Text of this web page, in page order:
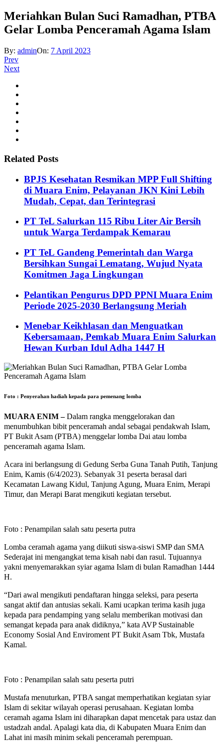
Meriahkan Bulan Suci Ramadhan, PTBA
Gelar Lomba Penceramah Agama Islam
By: adminOn: 7 April 2023
Prev
Next
Related Posts
BPJS Kesehatan Resmikan MPP Full Shifting
di Muara Enim, Pelayanan JKN Kini Lebih
Mudah, Cepat, dan Terintegrasi
PT TeL Salurkan 115 Ribu Liter Air Bersih
untuk Warga Terdampak Kemarau
PT TeL Gandeng Pemerintah dan Warga
Bersihkan Sungai Lematang, Wujud Nyata
Komitmen Jaga Lingkungan
Pelantikan Pengurus DPD PPNI Muara Enim
Periode 2025-2030 Berlangsung Meriah
Menebar Keikhlasan dan Menguatkan
Kebersamaan, Pemkab Muara Enim Salurkan
Hewan Kurban Idul Adha 1447 H
Foto : Penyerahan hadiah kepada para pemenang lomba
MUARA ENIM –Dalam rangka menggelorakan dan
menumbuhkan bibit penceramah andal sebagai pendakwah Islam,
PT Bukit Asam (PTBA) menggelar lomba Dai atau lomba
penceramah agama Islam.
Acara ini berlangsung di Gedung Serba Guna Tanah Putih, Tanjung
Enim, Kamis (6/4/2023). Sebanyak 31 peserta berasal dari
Kecamatan Lawang Kidul, Tanjung Agung, Muara Enim, Merapi
Timur, dan Merapi Barat mengikuti kegiatan tersebut.
Foto : Penampilan salah satu peserta putra
Lomba ceramah agama yang diikuti siswa-siswi SMP dan SMA
Sederajat ini mengangkat tema kisah nabi dan rasul. Tujuannya
yakni menyemarakkan syiar agama Islam di bulan Ramadhan 1444
H.
“Dari awal mengikuti pendaftaran hingga seleksi, para peserta
sangat aktif dan antusias sekali. Kami ucapkan terima kasih juga
kepada para pendamping yang selalu memberikan motivasi dan
semangat kepada para anak didiknya,” kata AVP Sustainable
Economy Sosial And Enviroment PT Bukit Asam Tbk, Mustafa
Kamal.
Foto : Penampilan salah satu peserta putri
Mustafa menuturkan, PTBA sangat memperhatikan kegiatan syiar
Islam di sekitar wilayah operasi perusahaan. Kegiatan lomba
ceramah agama Islam ini diharapkan dapat mencetak para ustaz dan
ustadzah andal. Apalagi kata dia, di Kabupaten Muara Enim dan
Lahat ini masih minim sekali penceramah perempuan.